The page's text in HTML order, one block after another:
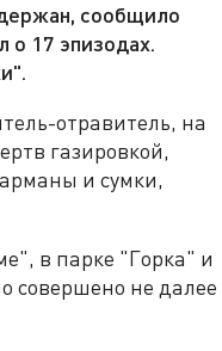
сообщило
о 17 эпизодах.
отравитель, на
газировкой,
и сумки,
в парке "Горка" и
совершено не далее